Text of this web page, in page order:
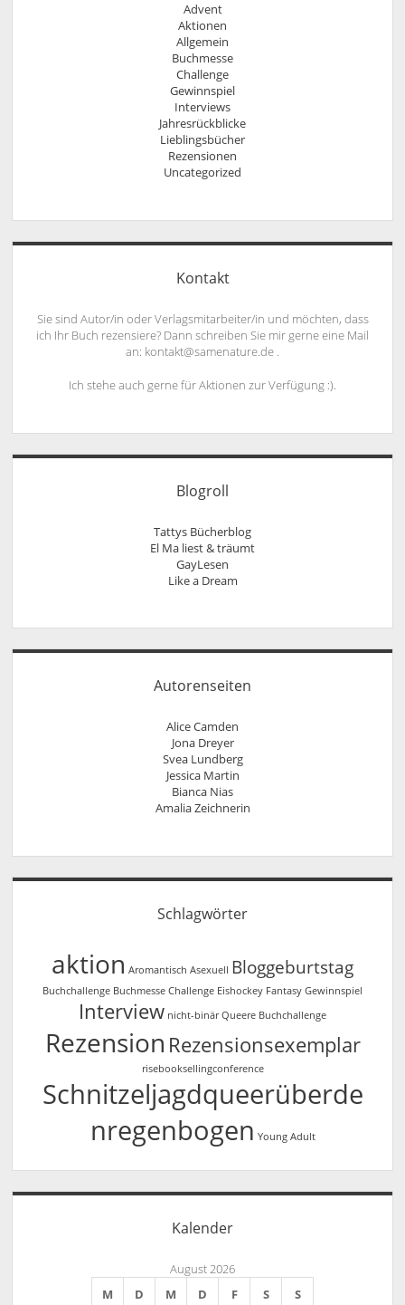
Advent
Aktionen
Allgemein
Buchmesse
Challenge
Gewinnspiel
Interviews
Jahresrückblicke
Lieblingsbücher
Rezensionen
Uncategorized
Kontakt
Sie sind Autor/in oder Verlagsmitarbeiter/in und möchten, dass
ich Ihr Buch rezensiere? Dann schreiben Sie mir gerne eine Mail
an: kontakt@samenature.de .
Ich stehe auch gerne für Aktionen zur Verfügung :).
Blogroll
Tattys Bücherblog
El Ma liest & träumt
GayLesen
Like a Dream
Autorenseiten
Alice Camden
Jona Dreyer
Svea Lundberg
Jessica Martin
Bianca Nias
Amalia Zeichnerin
Schlagwörter
aktion Aromantisch Asexuell Bloggeburtstag
Buchchallenge Buchmesse Challenge Eishockey Fantasy Gewinnspiel
Interview nicht-binär Queere Buchchallenge
Rezension Rezensionsexemplar
risebooksellingconference
Schnitzeljagdqueerüberde
nregenbogen Young Adult
Kalender
August 2026
M
D M D F S S